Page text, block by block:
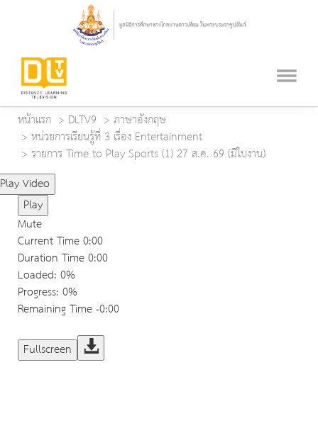
หน้าแรก DLTV9
ภาษาอังกฤษ
หน่วยการเรียนรู้ที่ 3 เรื่อง Entertainment
รายการ Time to Play Sports (1) 27 ส.ค. 69 (มีใบงาน)
Play Video
Play
Mute
Current Time0:00
Duration Time0:00
Loaded: 0%
Progress: 0%
Remaining Time-0:00
Fullscreen